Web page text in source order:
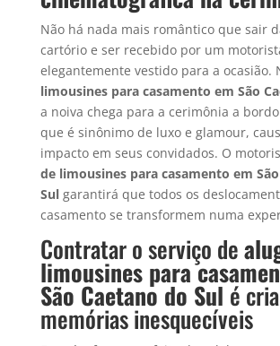
Não há nada mais romântico que sair
cartório e ser recebido por um
elegantemente vestido para a ocasião.
limousines para casamento em São
a noiva chega para a cerimônia a
que é sinônimo de luxo e glamour,
impacto em seus convidados. O
de limousines para casamento em
Sul garantirá que todos os
casamento se transformem numa
Contratar o serviço de
limousines para
São Caetano do Sulé
memórias inesquecíveis